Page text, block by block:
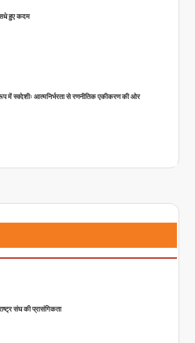
हुए कदम
में स्वदेशीः आत्मनिर्भरता से रणनीतिक एकीकरण की ओर
संघ की प्रासंगिकता